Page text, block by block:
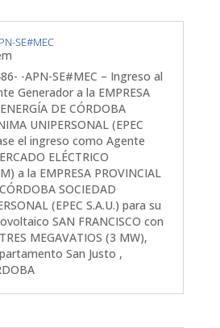
SE#MEC
-APN-SE#MEC – Ingreso al
Generador a la EMPRESA
DE CÓRDOBA
UNIPERSONAL (EPEC
el ingreso como Agente
ELÉCTRICO
a la EMPRESA PROVINCIAL
SOCIEDAD
(EPEC S.A.U.) para su
SAN FRANCISCO con
MEGAVATIOS (3 MW),
San Justo ,